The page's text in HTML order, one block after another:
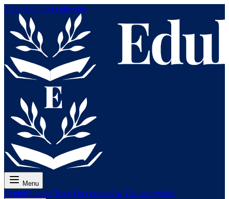
Przejdź do treści głównej
Menu
Cennik Lekcje Testy Do egzaminów Dla nauczycieli